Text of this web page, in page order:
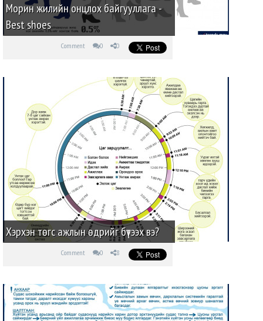
Морин жилийн онцлох байгууллага -
Best shoes
Comment 0 0
Хэрхэн төгс ажлын өдрийг бүтээх вэ?
Comment 0 8